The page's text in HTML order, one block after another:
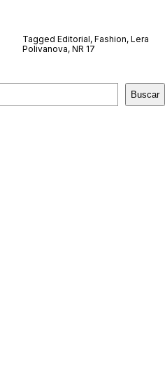
Tagged Editorial, Fashion, Lera
Polivanova, NR 17
Buscar